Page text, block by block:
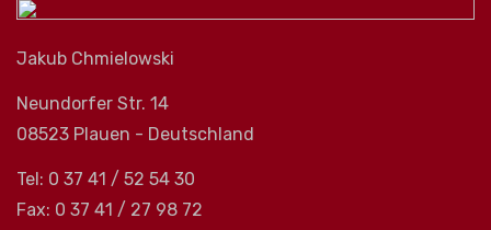
Jakub Chmielowski
Neundorfer Str. 14
08523 Plauen - Deutschland
Tel: 0 37 41 / 52 54 30
Fax: 0 37 41 / 27 98 72